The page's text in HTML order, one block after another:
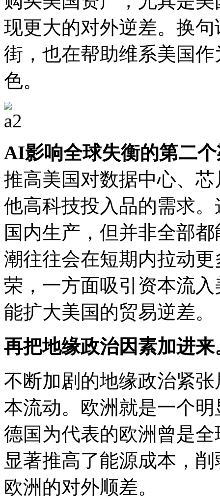
现更大的对外逆差。换
街，也在帮助维系美国
色。
AI影响全球失衡的第二
推高美国对数据中心、
他高科技投入品的需求
国内生产，但并非全部
潮往往会在短期内拉动
荣，一方面吸引资本流
能扩大美国的贸易逆差。
再把地缘政治因素加进来
不断加剧的地缘政治紧
本流动。欧洲就是一个
德国为代表的欧洲曾是
显著推高了能源成本，
欧洲的对外顺差。